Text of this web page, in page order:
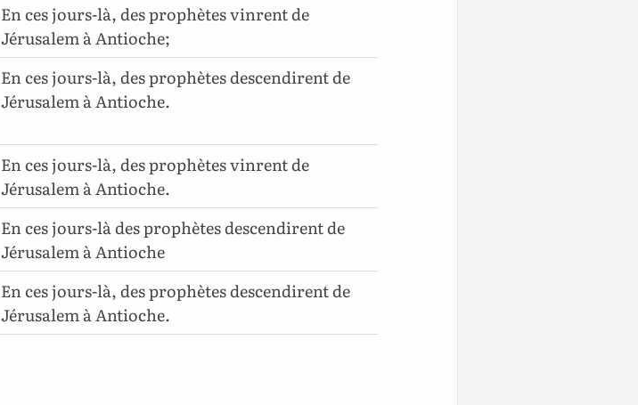
En ces jours-là, des prophètes vinrent de
Jérusalem à Antioche;
En ces jours-là, des prophètes descendirent de
Jérusalem à Antioche.
En ces jours-là, des prophètes vinrent de
Jérusalem à Antioche.
En ces jours-là des prophètes descendirent de
Jérusalem à Antioche
En ces jours-là, des prophètes descendirent de
Jérusalem à Antioche.